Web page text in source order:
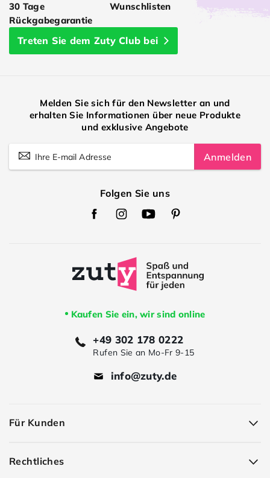
30 Tage
Rückgabegarantie
Wunschlisten
Treten Sie dem Zuty Club bei
Melden Sie sich für den Newsletter an und
erhalten Sie Informationen über neue Produkte
und exklusive Angebote
Anmelden
Folgen Sie uns
Zuty
Facebook
Zuty
Instagram
Zuty
Youtube
Zuty
Pinterest
Kaufen Sie ein, wir sind online
+49 302 178 0222
Rufen Sie an Mo-Fr 9-15
info@zuty.de
Für Kunden
Rechtliches